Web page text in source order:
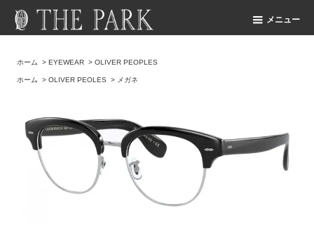
メニュー
ホーム >EYEWEAR >OLIVER PEOPLES
ホーム >OLIVER PEOLES > メガネ